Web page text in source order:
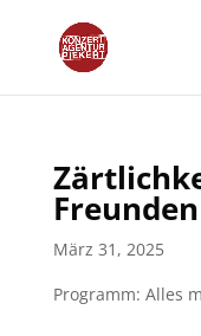
Freunden
März 31, 2025
Programm: Alles